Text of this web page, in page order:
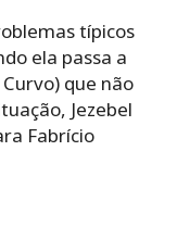
típicos
ela passa a
que não
Jezebel
Fabrício